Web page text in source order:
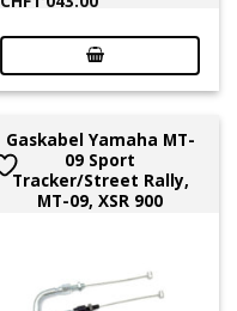
Gaskabel Yamaha MT-
09 Sport
Tracker/Street Rally,
MT-09, XSR 900